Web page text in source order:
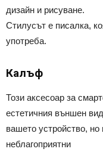
дизайн и рисуване.
Стилусът е писалка,
употреба.
Калъф
Този аксесоар за
естетичния външен
вашето устройство,
неблагоприятни